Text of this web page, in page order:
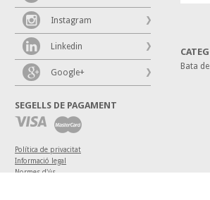
Instagram
Linkedin
Google+
SEGELLS DE PAGAMENT
Política de privacitat
Informació legal
Normes d'ús
Bata